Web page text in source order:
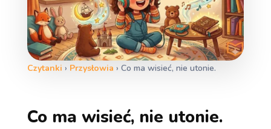
Czytanki › Przysłowia › Co ma wisieć, nie utonie.
Co ma wisieć, nie utonie.